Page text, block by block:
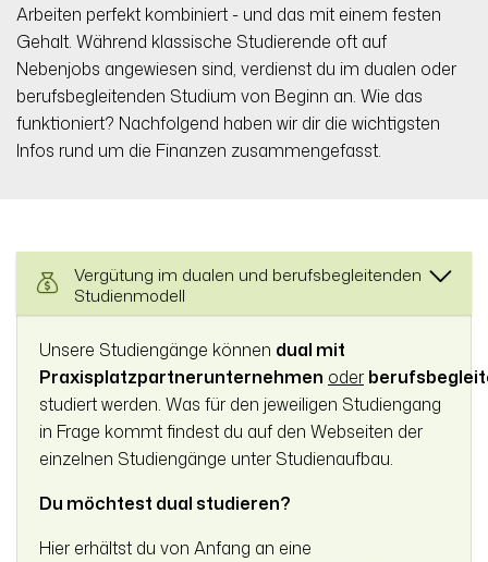
Arbeiten perfekt kombiniert - und das mit einem festen
Gehalt. Während klassische Studierende oft auf
Nebenjobs angewiesen sind, verdienst du im dualen oder
berufsbegleitenden Studium von Beginn an. Wie das
funktioniert? Nachfolgend haben wir dir die wichtigsten
Infos rund um die Finanzen zusammengefasst.
Vergütung im dualen und berufsbegleitenden
Studienmodell
Unsere Studiengänge können dual mit
Praxisplatzpartnerunternehmen oder
studiert werden. Was für den jeweiligen Studiengang
in Frage kommt findest du auf den Webseiten der
einzelnen Studiengänge unter Studienaufbau.
Du möchtest dual studieren?
Hier erhältst du von Anfang an eine